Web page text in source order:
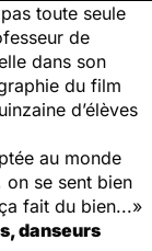
toute seule
de
dans son
du film
d’élèves
au monde
on se sent bien
fait du bien...»
danseurs